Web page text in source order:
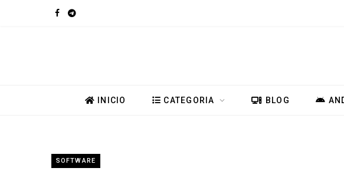
F
o
T
a
INICIO CATEGORIA BLOG
SOFTWARE